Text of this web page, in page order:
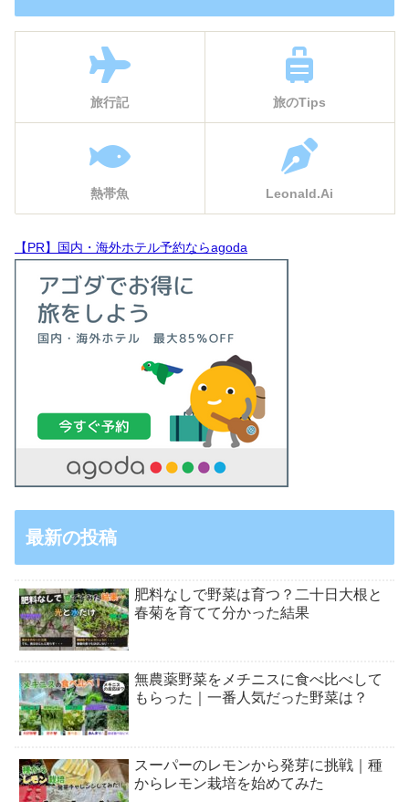
旅行記 旅のTips
熱帯魚 Leonald.Ai
【PR】国内・海外ホテル予約ならagoda
最新の投稿
肥料なしで野菜は育つ？二十日大根と
春菊を育てて分かった結果
無農薬野菜をメチニスに食べ比べして
もらった｜一番人気だった野菜は？
スーパーのレモンから発芽に挑戦｜種
からレモン栽培を始めてみた